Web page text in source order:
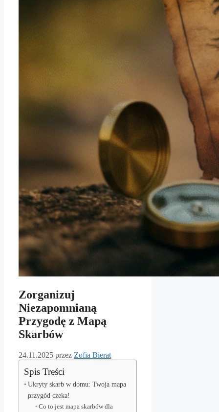
Zorganizuj
Niezapomnianą
Przygodę z Mapą
Skarbów
24.11.2025 przez Zofia Bierat
Spis Treści
Ukryty skarb w domu: Twoja mapa
przygód czeka!
Co to jest mapa skarbów dla